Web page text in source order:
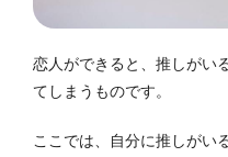
恋人ができると、推しがい
てしまうものです。
ここでは、自分に推しがい